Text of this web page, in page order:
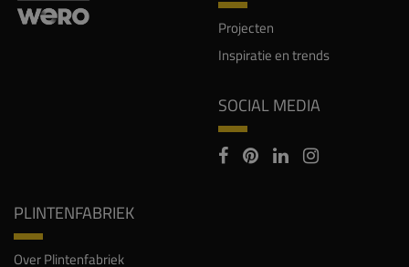
Projecten
Inspiratie en trends
SOCIAL MEDIA
PLINTENFABRIEK
Over Plintenfabriek